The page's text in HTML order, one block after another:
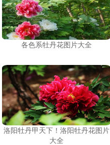
各色系牡丹花图片大全
洛阳牡丹甲天下！洛阳牡丹花图片
大全